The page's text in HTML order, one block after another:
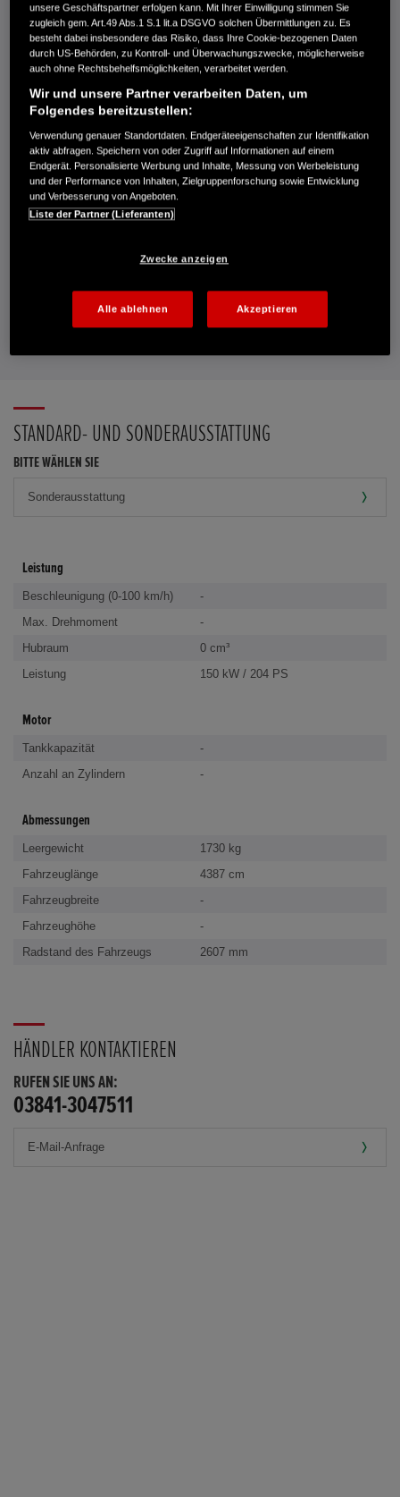
Flinkerskoppel 7
23970 Wismar
RUFEN SIE UNS AN:
03841-3047511
Händlerbestand anzeigen
Dealer Website anzeigen
Händler kontaktieren
FAVORITEN
STANDARD- UND SONDERAUSSTATTUNG
BITTE WÄHLEN SIE
Leistung
Beschleunigung (0-100 km/h)
-
Max. Drehmoment
-
Hubraum
0 cm³
Leistung
150 kW / 204 PS
Motor
Tankkapazität
-
Anzahl an Zylindern
-
Abmessungen
Leergewicht
1730 kg
Fahrzeuglänge
4387 cm
Fahrzeugbreite
-
Fahrzeughöhe
-
Radstand des Fahrzeugs
2607 mm
HÄNDLER KONTAKTIEREN
RUFEN SIE UNS AN:
03841-3047511
unsere Geschäftspartner erfolgen kann. Mit Ihrer Einwilligung stimmen Sie
zugleich gem. Art.49 Abs.1 S.1 lit.a DSGVO solchen Übermittlungen zu. Es
besteht dabei insbesondere das Risiko, dass Ihre Cookie-bezogenen Daten
durch US-Behörden, zu Kontroll- und Überwachungszwecke, möglicherweise
auch ohne Rechtsbehelfsmöglichkeiten, verarbeitet werden.
Wir und unsere Partner verarbeiten Daten, um
Folgendes bereitzustellen:
Verwendung genauer Standortdaten. Endgeräteeigenschaften zur Identifikation
aktiv abfragen. Speichern von oder Zugriff auf Informationen auf einem
Endgerät. Personalisierte Werbung und Inhalte, Messung von Werbeleistung
und der Performance von Inhalten, Zielgruppenforschung sowie Entwicklung
und Verbesserung von Angeboten.
Liste der Partner (Lieferanten)
Zwecke anzeigen
Alle ablehnen Akzeptieren